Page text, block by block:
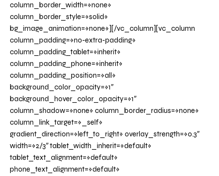
column_border_width=»none»
column_border_style=»solid»
bg_image_animation=»none»][/vc_column][vc_column
column_padding=»no-extra-padding»
column_padding_tablet=»inherit»
column_padding_phone=»inherit»
column_padding_position=»all»
background_color_opacity=»1″
background_hover_color_opacity=»1″
column_shadow=»none» column_border_radius=»none»
column_link_target=»_self»
gradient_direction=»left_to_right» overlay_strength=»0.3″
width=»2/3″ tablet_width_inherit=»default»
tablet_text_alignment=»default»
phone_text_alignment=»default»